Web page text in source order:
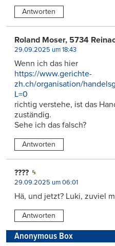
Antworten
Roland Moser, 5734
29.09.2025 um 18:43
Wenn ich das hier
https://www.gerichte-
zh.ch/organisation/
L=0
richtig verstehe, ist das
zuständig.
Sehe ich das falsch?
Antworten
????
29.09.2025 um 06:01
Hä, und jetzt? Luki, zuviel
Antworten
Anonymous Box